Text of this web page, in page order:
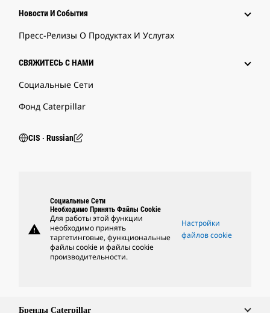
Новости И События
Пресс-Релизы О Продуктах И Услугах
СВЯЖИТЕСЬ С НАМИ
Социальные Сети
Фонд Caterpillar
CIS ‧ Russian
warning
Социальные Сети
Необходимо Принять Файлы Cookie
Для работы этой функции
необходимо принять
таргетинговые, функциональные
файлы cookie и файлы cookie
производительности.
Настройки
файлов cookie
Бренды Caterpillar